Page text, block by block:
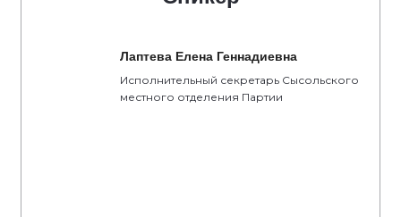
Лаптева Елена Геннадиевна
Исполнительный секретарь Сысольского
местного отделения Партии